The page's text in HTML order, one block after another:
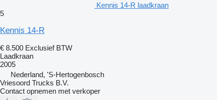
Kennis 14-R laadkraan
5
Kennis 14-R
€ 8.500 Exclusief BTW
Laadkraan
2005
Nederland, 'S-Hertogenbosch
Vriesoord Trucks B.V.
Contact opnemen met verkoper